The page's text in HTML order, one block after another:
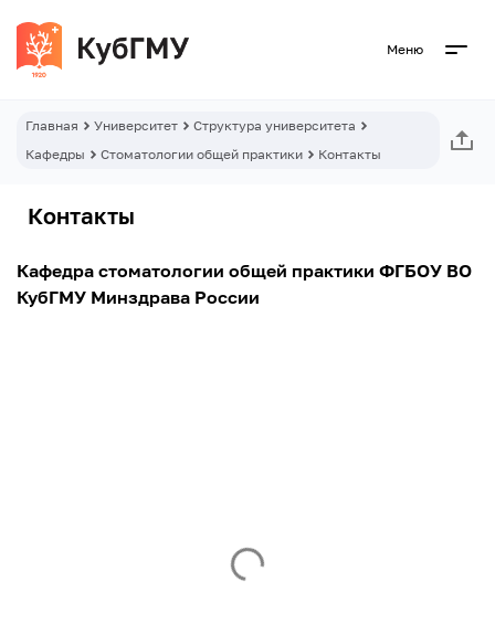
Меню
Главная Университет
Структура университета
Кафедры
Стоматологии общей практики Контакты
Контакты
Кафедра стоматологии общей практики ФГБОУ ВО
КубГМУ Минздрава России